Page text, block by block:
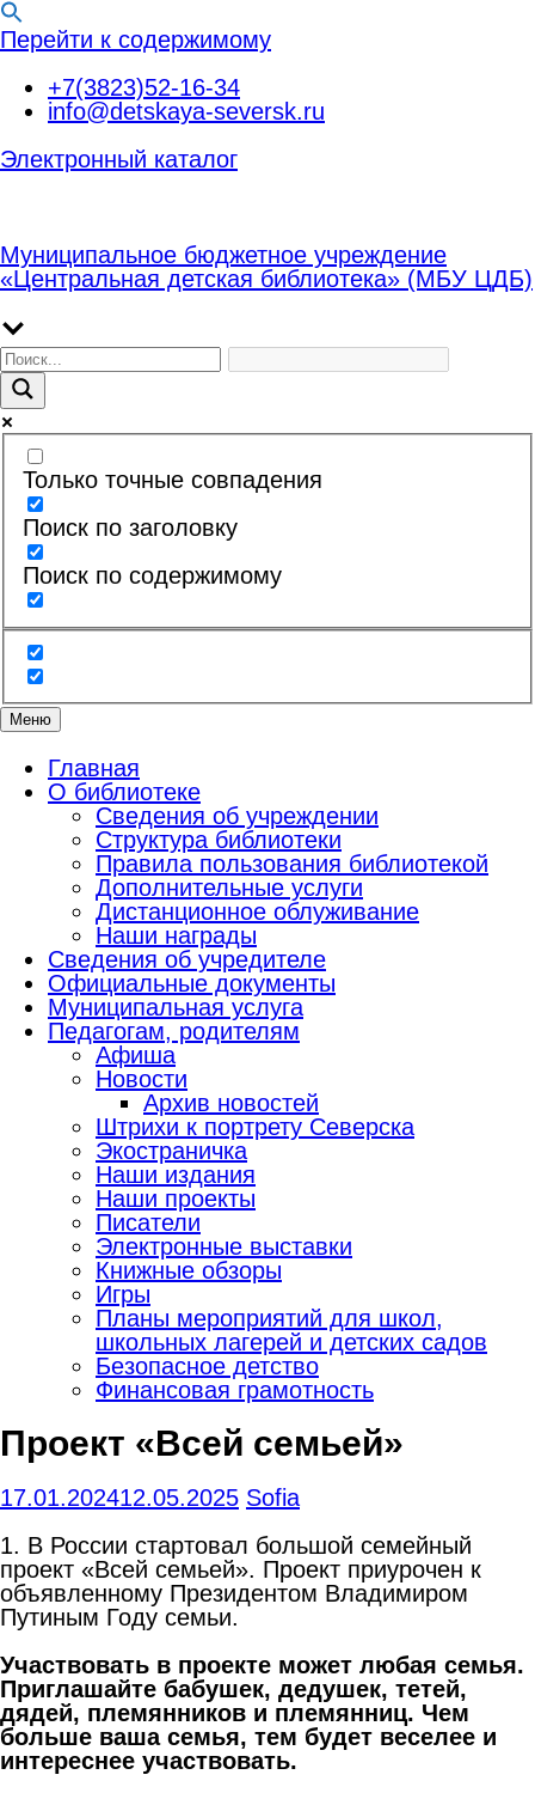
Перейти к содержимому
+7(3823)52-16-34
info@detskaya-seversk.ru
Электронный каталог
Муниципальное бюджетное учреждение
«Центральная детская библиотека» (МБУ ЦДБ)
Только точные совпадения
Поиск по заголовку
Поиск по содержимому
Меню
Главная
О библиотеке
Сведения об учреждении
Структура библиотеки
Правила пользования библиотекой
Дополнительные услуги
Дистанционное облуживание
Наши награды
Сведения об учредителе
Официальные документы
Муниципальная услуга
Педагогам, родителям
Афиша
Новости
Архив новостей
Штрихи к портрету Северска
Экостраничка
Наши издания
Наши проекты
Писатели
Электронные выставки
Книжные обзоры
Игры
Планы мероприятий для школ,
школьных лагерей и детских садов
Безопасное детство
Финансовая грамотность
Проект «Всей семьей»
17.01.202412.05.2025 Sofia
1. В России стартовал большой семейный
проект «Всей семьей». Проект приурочен к
объявленному Президентом Владимиром
Путиным Году семьи.
Участвовать в проекте может любая семья.
Приглашайте бабушек, дедушек, тетей,
дядей, племянников и племянниц. Чем
больше ваша семья, тем будет веселее и
интереснее участвовать.